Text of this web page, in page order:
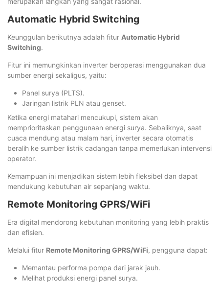
Automatic Hybrid Switching
Keunggulan berikutnya adalah fitur Automatic Hybrid
Switching.
Fitur ini memungkinkan inverter beroperasi menggunakan dua
sumber energi sekaligus, yaitu:
Panel surya (PLTS).
Jaringan listrik PLN atau genset.
Ketika energi matahari mencukupi, sistem akan
memprioritaskan penggunaan energi surya. Sebaliknya, saat
cuaca mendung atau malam hari, inverter secara otomatis
beralih ke sumber listrik cadangan tanpa memerlukan intervensi
operator.
Kemampuan ini menjadikan sistem lebih fleksibel dan dapat
mendukung kebutuhan air sepanjang waktu.
Remote Monitoring GPRS/WiFi
Era digital mendorong kebutuhan monitoring yang lebih praktis
dan efisien.
Melalui fitur Remote Monitoring GPRS/WiFi, pengguna dapat:
Memantau performa pompa dari jarak jauh.
Melihat produksi energi panel surya.